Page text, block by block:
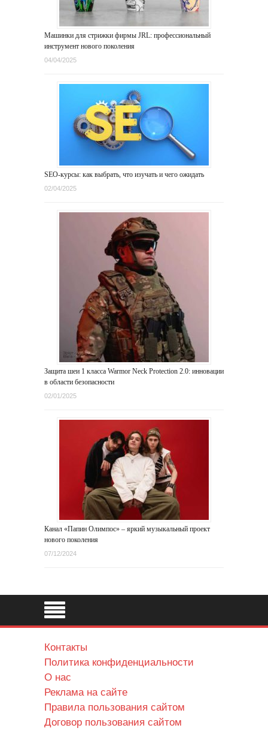
Машинки для стрижки фирмы JRL: профессиональный
инструмент нового поколения
04/04/2025
SEO-курсы: как выбрать, что изучать и чего ожидать
02/04/2025
Защита шеи 1 класса Warmor Neck Protection 2.0: инновации
в области безопасности
02/01/2025
Канал «Папин Олимпос» – яркий музыкальный проект
нового поколения
07/12/2024
Контакты
Политика конфиденциальности
О нас
Реклама на сайте
Правила пользования сайтом
Договор пользования сайтом